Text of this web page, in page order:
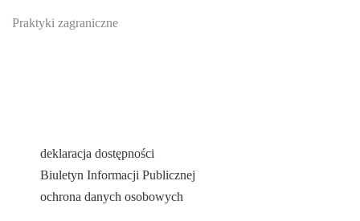
Praktyki zagraniczne
deklaracja dostępności
Biuletyn Informacji Publicznej
ochrona danych osobowych